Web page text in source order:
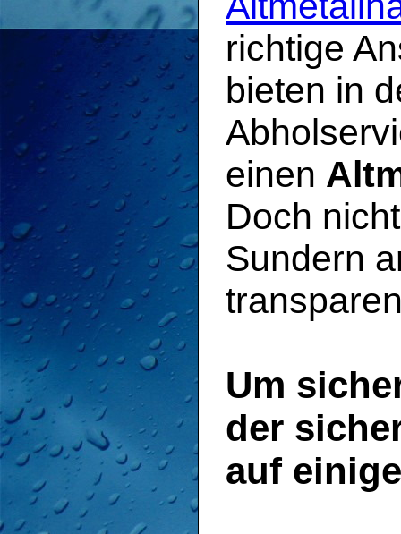
richtige
bieten in
einen
Doch
Sundern
Um
der
auf